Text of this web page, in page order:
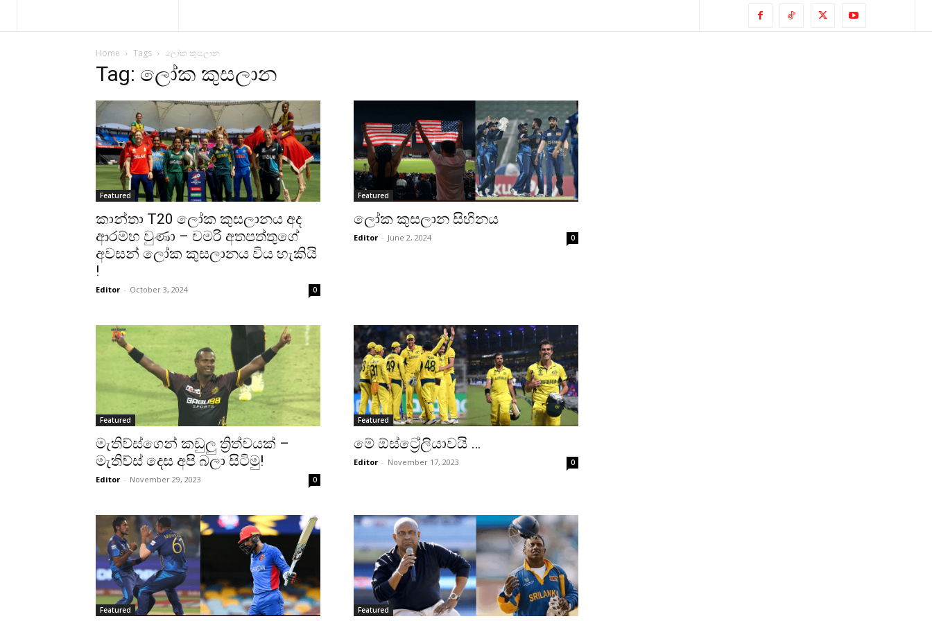
Home Tags ලෝක කුසලාන
Tag: ලෝක කුසලාන
Featured
කාන්තා T20 ලෝක කුසලානය අද
ආරම්භ වුණා – චමරි අතපත්තුගේ
අවසන් ලෝක කුසලානය විය හැකියි
!
Editor - October 3, 2024 0
Featured
ලෝක කුසලාන සිහිනය
Editor - June 2, 2024 0
Featured
මැතිව්ස්ගෙන් කඩුලු ත්‍රිත්වයක් –
මැතිව්ස් දෙස අපි බලා සිටිමු!
Editor - November 29, 2023 0
Featured
මේ ඕස්ට්‍රේලියාවයි …
Editor - November 17, 2023 0
Featured Featured